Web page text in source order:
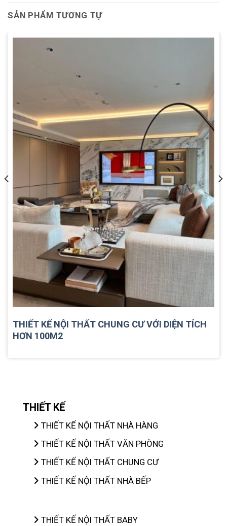
SẢN PHẨM TƯƠNG TỰ
THIẾT KẾ NỘI THẤT CHUNG CƯ VỚI DIỆN TÍCH
HƠN 100M2
THIẾT KẾ
THIẾT KẾ NỘI THẤT NHÀ HÀNG
THIẾT KẾ NỘI THẤT VĂN PHÒNG
THIẾT KẾ NỘI THẤT CHUNG CƯ
THIẾT KẾ NỘI THẤT NHÀ BẾP
THIẾT KẾ NỘI THẤT BABY